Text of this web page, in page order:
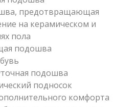
предотвращающая
на керамическом и
пола
подошва
подошва
подносок
комфорта